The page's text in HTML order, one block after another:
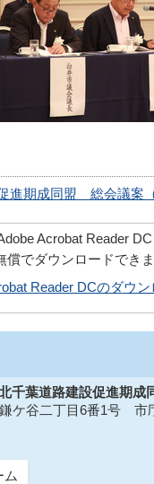
期成同盟 総会議案（
Acrobat Reader
でダウンロードできま
Reader DCのダウ
葉道路建設促進期成
ケ谷二丁目6番1号 市
ム